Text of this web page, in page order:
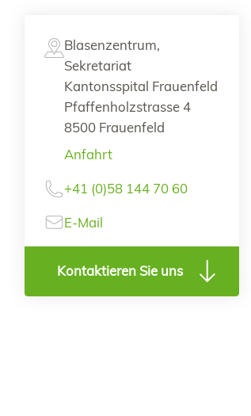
Blasenzentrum,
Sekretariat
Kantonsspital Frauenfeld
Pfaffenholzstrasse 4
8500 Frauenfeld
Anfahrt
+41 (0)58 144 70 60
E-Mail
Kontaktieren Sie uns